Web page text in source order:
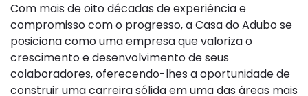
Com mais de oito décadas de experiência e
compromisso com o progresso, a Casa do Adubo se
posiciona como uma empresa que valoriza o
crescimento e desenvolvimento de seus
colaboradores, oferecendo-lhes a oportunidade de
construir uma carreira sólida em uma das áreas mais